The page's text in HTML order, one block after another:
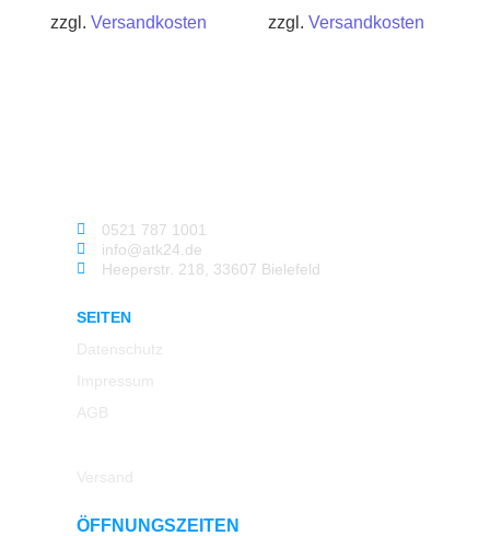
zzgl. Versandkosten
zzgl. Versandkosten
0521 787 1001
info@atk24.de
Heeperstr. 218, 33607 Bielefeld
SEITEN
Datenschutz
Impressum
AGB
Versand
ÖFFNUNGSZEITEN